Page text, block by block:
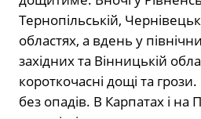
Тернопільській,
областях, а вдень у
західних та Вінницькій
короткочасні дощі та
без опадів. В Карпатах і на